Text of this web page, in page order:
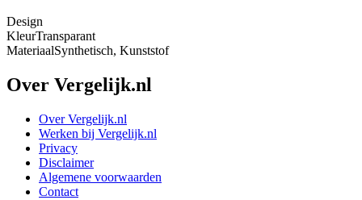
Design
KleurTransparant
MateriaalSynthetisch, Kunststof
Over Vergelijk.nl
Over Vergelijk.nl
Werken bij Vergelijk.nl
Privacy
Disclaimer
Algemene voorwaarden
Contact